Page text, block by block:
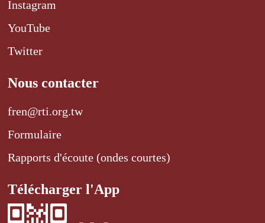
Instagram
YouTube
Twitter
Nous contacter
fren@rti.org.tw
Formulaire
Rapports d'écoute (ondes courtes)
Télécharger l'App